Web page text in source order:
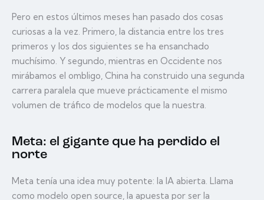
Pero en estos últimos meses han pasado dos cosas
curiosas a la vez. Primero, la distancia entre los tres
primeros y los dos siguientes se ha ensanchado
muchísimo. Y segundo, mientras en Occidente nos
mirábamos el ombligo, China ha construido una segunda
carrera paralela que mueve prácticamente el mismo
volumen de tráfico de modelos que la nuestra.
Meta: el gigante que ha perdido el
norte
Meta tenía una idea muy potente: la IA abierta. Llama
como modelo open source, la apuesta por ser la